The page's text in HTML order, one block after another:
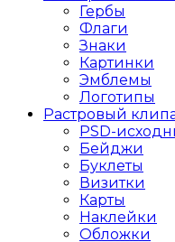
Гербы
Флаги
Знаки
Картинки
Эмблемы
Логотипы
Растровый
PSD-
Бейджи
Буклеты
Визитки
Карты
Наклейки
Обложки